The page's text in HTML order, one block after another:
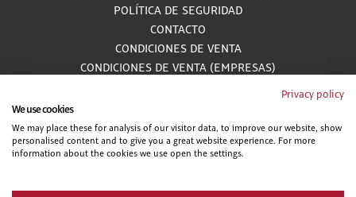
POLÍTICA DE SEGURIDAD
CONTACTO
CONDICIONES DE VENTA
CONDICIONES DE VENTA (EMPRESAS)
ALCANCE GESTIÓN DE DOCUMENTACIÓN
900 81 33 55
Privacy policy
We use cookies
We may place these for analysis of our visitor data, to improve our website, show
personalised content and to give you a great website experience. For more
information about the cookies we use open the settings.